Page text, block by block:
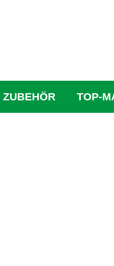
ZUBEHÖR TOP-